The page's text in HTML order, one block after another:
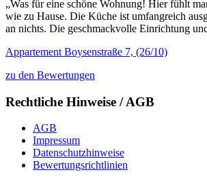
„Was für eine schöne Wohnung! Hier fühlt
wie zu Hause. Die Küche ist umfangreich
an nichts. Die geschmackvolle Einrichtung
Appartement Boysenstraße 7, (26/10)
zu den Bewertungen
Rechtliche Hinweise / AGB
AGB
Impressum
Datenschutzhinweise
Bewertungsrichtlinien